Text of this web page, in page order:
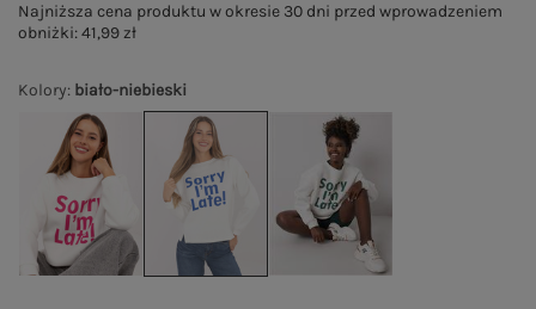
Kolory: biało-niebieski
Najniższa cena produktu w okresie 30 dni przed wprowadzeniem
obniżki:41,99 zł